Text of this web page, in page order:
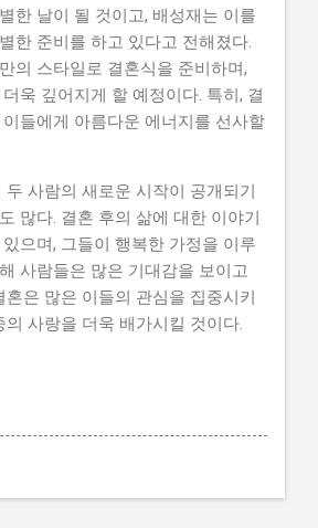
한 날이 될 것이고, 배성재는 이를
한 준비를 하고 있다고 전해졌다.
의 스타일로 결혼식을 준비하며,
욱 깊어지게 할 예정이다. 특히, 결
들에게 아름다운 에너지를 선사할
두 사람의 새로운 시작이 공개되기
많다. 결혼 후의 삶에 대한 이야기
으며, 그들이 행복한 가정을 이루
사람들은 많은 기대감을 보이고
혼은 많은 이들의 관심을 집중시키
의 사랑을 더욱 배가시킬 것이다.